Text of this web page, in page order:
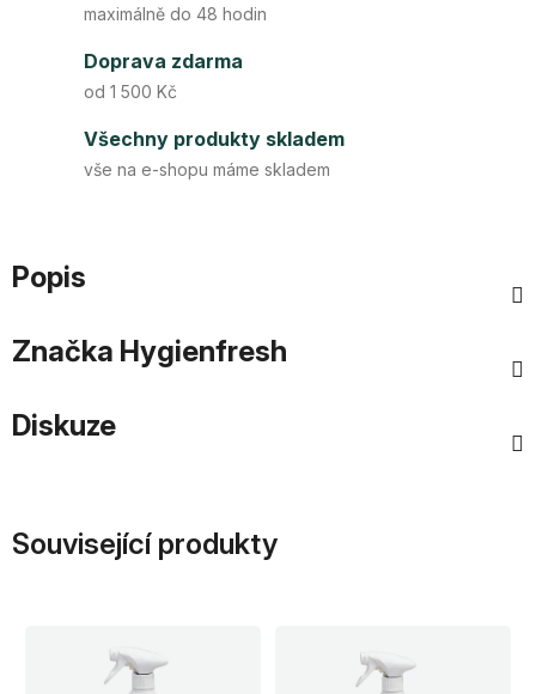
maximálně do 48 hodin
Doprava zdarma
od 1 500 Kč
Všechny produkty skladem
vše na e-shopu máme skladem
Popis
Značka Hygienfresh
Diskuze
Související produkty